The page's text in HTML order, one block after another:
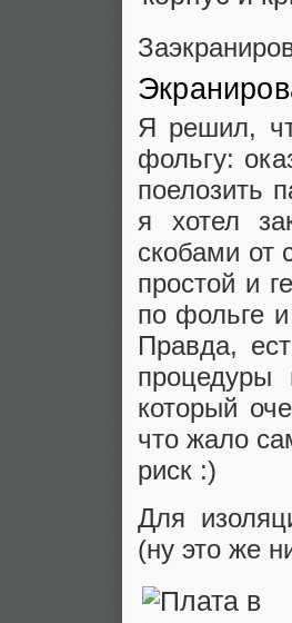
Я решил,
фольгу:
поелозить
я хотел
скобами от
простой и
по фольге
Правда,
процедуры
который
что жало
риск :)
Для
(ну это же